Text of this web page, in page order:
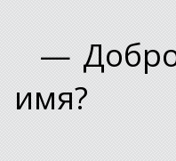
—
имя?